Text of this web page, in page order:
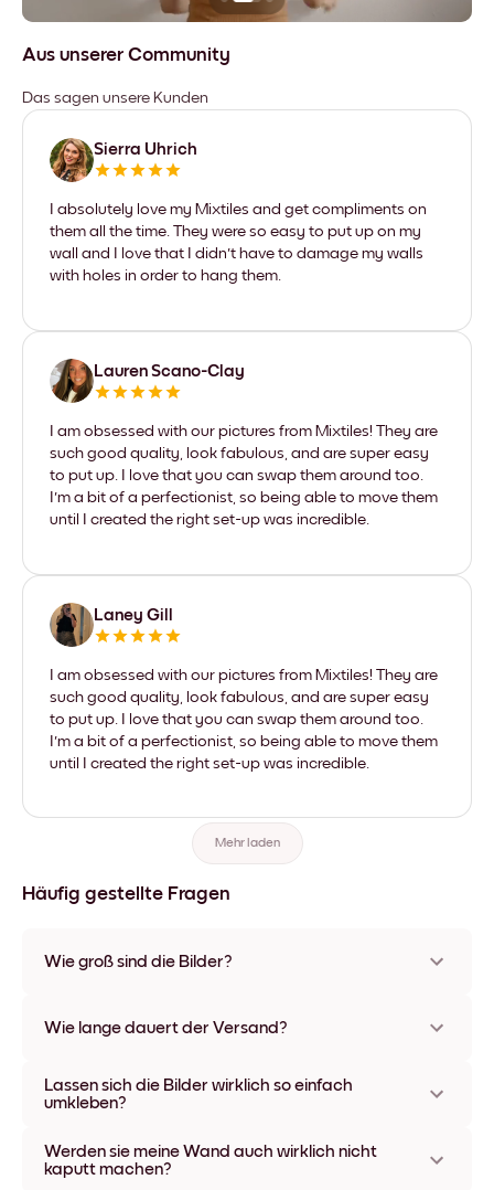
Aus unserer Community
Das sagen unsere Kunden
Sierra Uhrich
I absolutely love my Mixtiles and get compliments on
them all the time. They were so easy to put up on my
wall and I love that I didn't have to damage my walls
with holes in order to hang them.
Lauren Scano-Clay
I am obsessed with our pictures from Mixtiles! They are
such good quality, look fabulous, and are super easy
to put up. I love that you can swap them around too.
I'm a bit of a perfectionist, so being able to move them
until I created the right set-up was incredible.
Laney Gill
I am obsessed with our pictures from Mixtiles! They are
such good quality, look fabulous, and are super easy
to put up. I love that you can swap them around too.
I'm a bit of a perfectionist, so being able to move them
until I created the right set-up was incredible.
Mehr laden
Häufig gestellte Fragen
Wie groß sind die Bilder?
Erhältlich in verschiedenen Materialien und Rahmenfarben,
Wie lange dauert der Versand?
Ländern bieten wir auch Expressversand an. Den Trackinglink
bekommst Du nach Bestellaufgabe zugeschickt.
Lassen sich die Bilder wirklich so einfach
umkleben?
umpositionieren zu lassen, ohne die Wände dabei zu
beschädigen.
Werden sie meine Wand auch wirklich nicht
kaputt machen?